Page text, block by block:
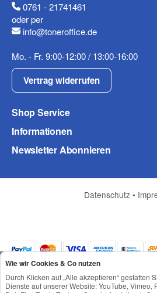
Mobiltelefon
Fax
0761 - 21741461
oder per
info@toneroffice.de
Mo. - Fr. 9:00-12:00 / 13:00-16:00
Vertrag widerrufen
Shop Service
Informationen
Newsletter Abonnieren
Datenschutz •
Wie wir Cookies & Co nutzen
Durch Klicken auf „Alle akzeptieren“ gestatten
Dienste auf unserer Website: YouTube, Vimeo,